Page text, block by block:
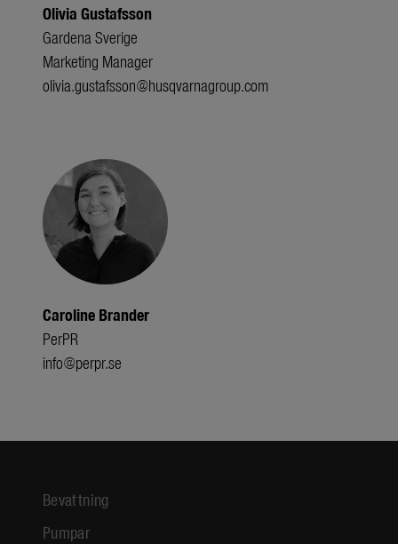
Olivia Gustafsson
Gardena Sverige
Marketing Manager
olivia.gustafsson@husqvarnagroup.com
Caroline Brander
PerPR
info@perpr.se
Bevattning
Pumpar